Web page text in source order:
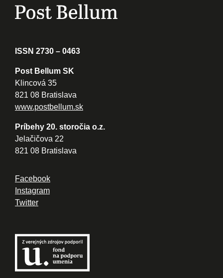
ISSN 2730 – 0463
Post Bellum SK
Klincová 35
821 08 Bratislava
www.postbellum.sk
Príbehy 20. storočia o.z.
Jelačičova 22
821 08 Bratislava
Facebook
Instagram
Twitter